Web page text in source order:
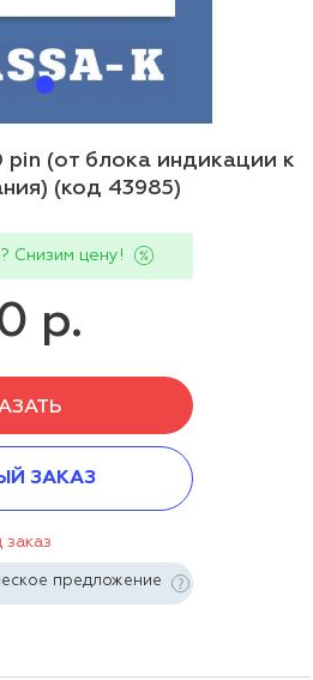
pin (от блока индикации к
(код 43985)
Снизим цену!
р.
ЗАКАЗ
заказ
предложение